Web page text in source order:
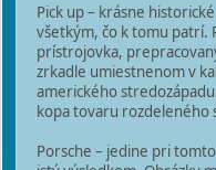
Pick up – krásne
všetkým, čo k tomu patrí.
prístrojovka,
zrkadle umiestnenom v
amerického
kopa tovaru rozdeleného
Porsche – jedine pri